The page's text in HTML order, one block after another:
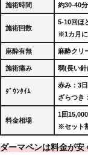
施術時間 約30-40
施術回数
5-10回ほ
※1カ月に
麻酔有無 麻酔クリ
施術痛み 弱(長い針
ﾀﾞｳﾝﾀｲﾑ
赤み：3
ざらつき
料金相場
1回
※セット
ダーマペンは料金が安